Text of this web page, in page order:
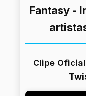
Fantasy -
Clipe